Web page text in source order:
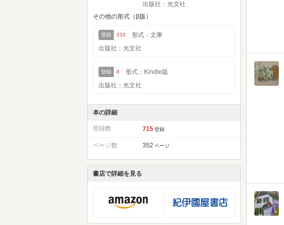
出版社：光文社
その他の形式（β版）
登録 333
形式：文庫
出版社：光文社
登録 8
形式：Kindle版
出版社：光文社
本の詳細
登録数 715 登録
ページ数 352 ページ
書店で詳細を見る